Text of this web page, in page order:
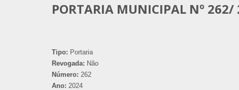
PORTARIA MUNICIPAL Nº 262/
Tipo: Portaria
Revogada: Não
Número: 262
Ano: 2024